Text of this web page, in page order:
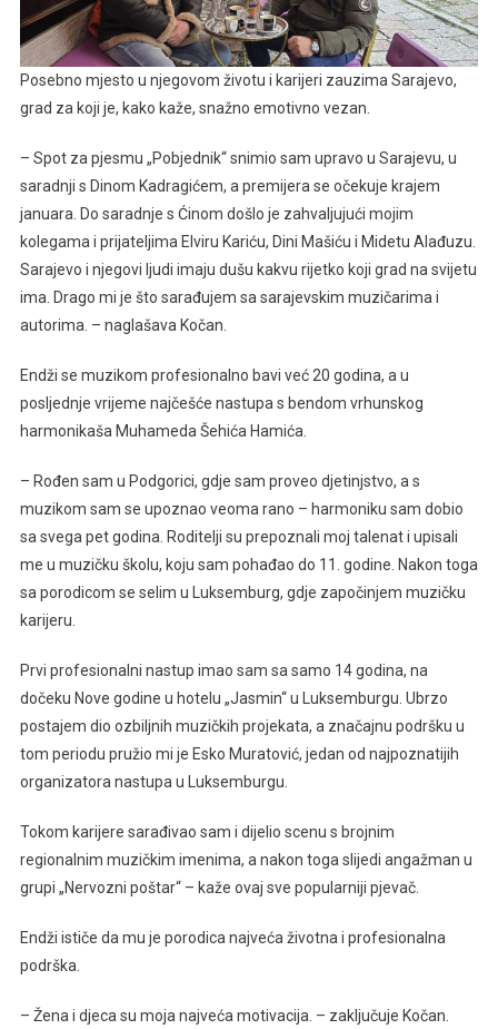
Posebno mjesto u njegovom životu i karijeri zauzima Sarajevo,
grad za koji je, kako kaže, snažno emotivno vezan.
– Spot za pjesmu „Pobjednik“ snimio sam upravo u Sarajevu, u
saradnji s Dinom Kadragićem, a premijera se očekuje krajem
januara. Do saradnje s Ćinom došlo je zahvaljujući mojim
kolegama i prijateljima Elviru Kariću, Dini Mašiću i Midetu Alađuzu.
Sarajevo i njegovi ljudi imaju dušu kakvu rijetko koji grad na svijetu
ima. Drago mi je što sarađujem sa sarajevskim muzičarima i
autorima. – naglašava Kočan.
Endži se muzikom profesionalno bavi već 20 godina, a u
posljednje vrijeme najčešće nastupa s bendom vrhunskog
harmonikaša Muhameda Šehića Hamića.
– Rođen sam u Podgorici, gdje sam proveo djetinjstvo, a s
muzikom sam se upoznao veoma rano – harmoniku sam dobio
sa svega pet godina. Roditelji su prepoznali moj talenat i upisali
me u muzičku školu, koju sam pohađao do 11. godine. Nakon toga
sa porodicom se selim u Luksemburg, gdje započinjem muzičku
karijeru.
Prvi profesionalni nastup imao sam sa samo 14 godina, na
dočeku Nove godine u hotelu „Jasmin“ u Luksemburgu. Ubrzo
postajem dio ozbiljnih muzičkih projekata, a značajnu podršku u
tom periodu pružio mi je Esko Muratović, jedan od najpoznatijih
organizatora nastupa u Luksemburgu.
Tokom karijere sarađivao sam i dijelio scenu s brojnim
regionalnim muzičkim imenima, a nakon toga slijedi angažman u
grupi „Nervozni poštar“ – kaže ovaj sve popularniji pjevač.
Endži ističe da mu je porodica najveća životna i profesionalna
podrška.
– Žena i djeca su moja najveća motivacija. – zaključuje Kočan.